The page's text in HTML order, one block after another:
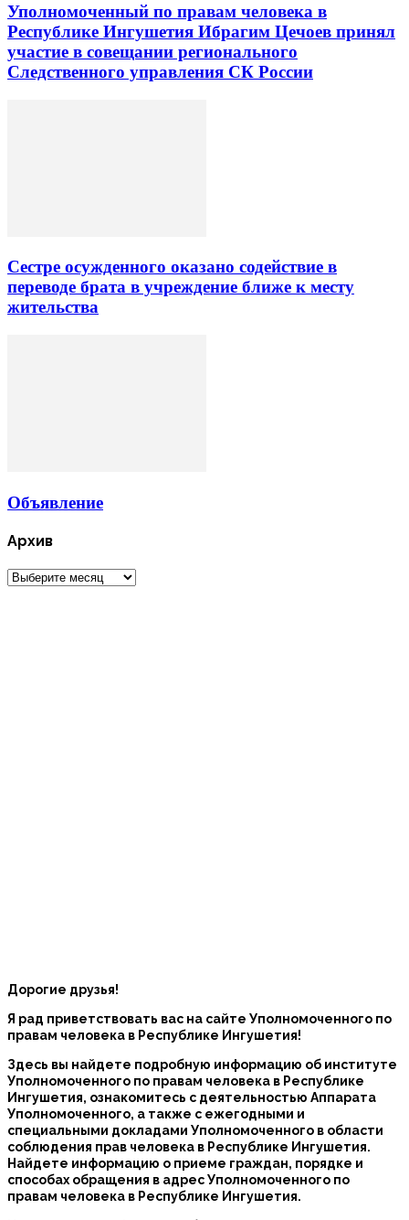
Уполномоченный по правам человека в
Республике Ингушетия Ибрагим Цечоев принял
участие в совещании регионального
Следственного управления СК России
Сестре осужденного оказано содействие в
переводе брата в учреждение ближе к месту
жительства
Объявление
Архив
Архив
Дорогие друзья!
Я рад приветствовать вас на сайте Уполномоченного по
правам человека в Республике Ингушетия!
Здесь вы найдете подробную информацию об институте
Уполномоченного по правам человека в Республике
Ингушетия, ознакомитесь с деятельностью Аппарата
Уполномоченного, а также с ежегодными и
специальными докладами Уполномоченного в области
соблюдения прав человека в Республике Ингушетия.
Найдете информацию о приеме граждан, порядке и
способах обращения в адрес Уполномоченного по
правам человека в Республике Ингушетия.